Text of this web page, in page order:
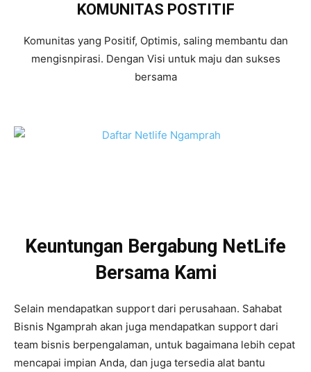
KOMUNITAS POSTITIF
Komunitas yang Positif, Optimis, saling membantu dan
mengisnpirasi. Dengan Visi untuk maju dan sukses
bersama
Keuntungan Bergabung NetLife
Bersama Kami
Selain mendapatkan support dari perusahaan. Sahabat
Bisnis Ngamprah akan juga mendapatkan support dari
team bisnis berpengalaman, untuk bagaimana lebih cepat
mencapai impian Anda, dan juga tersedia alat bantu